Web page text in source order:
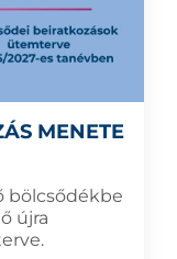
MENETE
bölcsődékbe
újra